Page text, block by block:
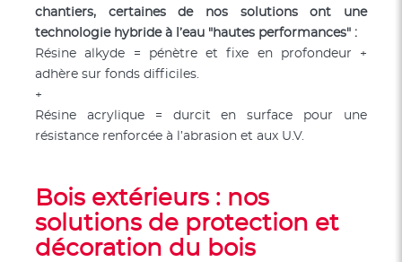
chantiers, certaines de nos solutions ont une
technologie hybride à l’eau "hautes performances" :
Résine alkyde = pénètre et fixe en profondeur +
adhère sur fonds difficiles.
+
Résine acrylique = durcit en surface pour une
résistance renforcée à l’abrasion et aux U.V.
Bois extérieurs : nos
solutions de protection et
décoration du bois